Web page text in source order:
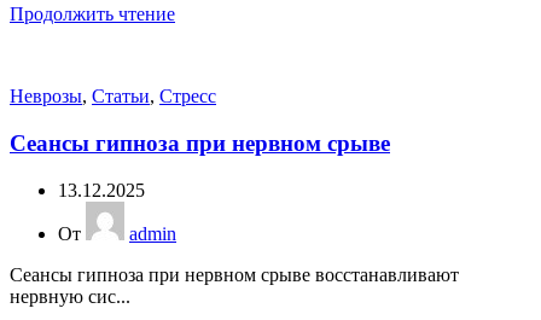
Продолжить чтение
Неврозы, Статьи, Стресс
Сеансы гипноза при нервном срыве
13.12.2025
От
admin
Сеансы гипноза при нервном срыве восстанавливают
нервную сис...